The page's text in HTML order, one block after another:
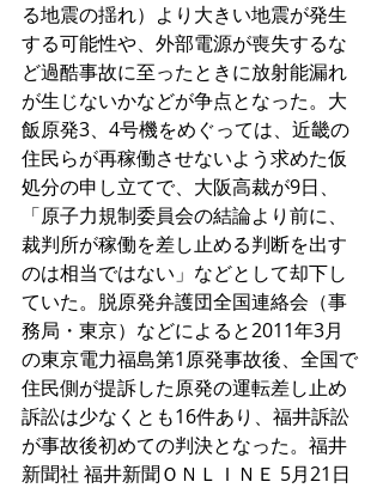
る地震の揺れ）より大きい地震が発生
する可能性や、外部電源が喪失するな
ど過酷事故に至ったときに放射能漏れ
が生じないかなどが争点となった。大
飯原発3、4号機をめぐっては、近畿の
住民らが再稼働させないよう求めた仮
処分の申し立てで、大阪高裁が9日、
「原子力規制委員会の結論より前に、
裁判所が稼働を差し止める判断を出す
のは相当ではない」などとして却下し
ていた。脱原発弁護団全国連絡会（事
務局・東京）などによると2011年3月
の東京電力福島第1原発事故後、全国で
住民側が提訴した原発の運転差し止め
訴訟は少なくとも16件あり、福井訴訟
が事故後初めての判決となった。福井
新聞社 福井新聞ＯＮＬＩＮＥ 5月21日